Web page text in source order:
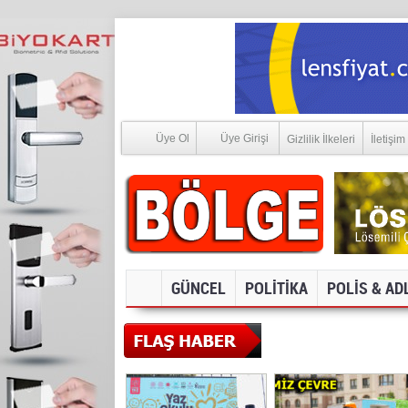
Üye Ol Üye Girişi Gizlilik İlkeleri İletişim
GÜNCEL POLİTİKA POLİS &